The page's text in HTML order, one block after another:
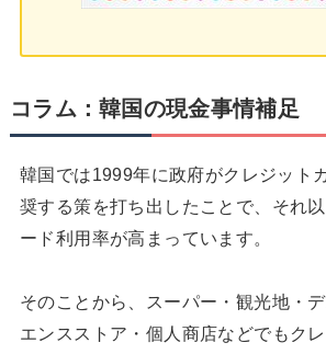
コラム：韓国の現金事情補足
韓国では1999年に政府がクレジット
奨する策を打ち出したことで、それ
ード利用率が高まっています。
そのことから、スーパー・観光地・
エンスストア・個人商店などでもク